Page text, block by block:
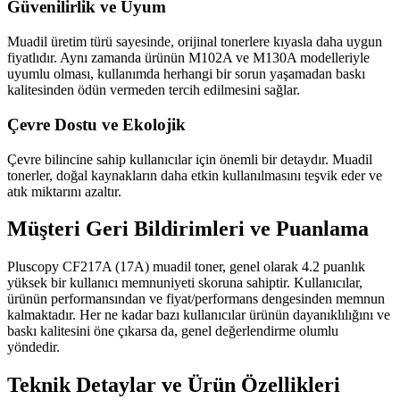
Güvenilirlik ve Uyum
Muadil üretim türü sayesinde, orijinal tonerlere kıyasla daha uygun
fiyatlıdır. Aynı zamanda ürünün M102A ve M130A modelleriyle
uyumlu olması, kullanımda herhangi bir sorun yaşamadan baskı
kalitesinden ödün vermeden tercih edilmesini sağlar.
Çevre Dostu ve Ekolojik
Çevre bilincine sahip kullanıcılar için önemli bir detaydır. Muadil
tonerler, doğal kaynakların daha etkin kullanılmasını teşvik eder ve
atık miktarını azaltır.
Müşteri Geri Bildirimleri ve Puanlama
Pluscopy CF217A (17A) muadil toner, genel olarak 4.2 puanlık
yüksek bir kullanıcı memnuniyeti skoruna sahiptir. Kullanıcılar,
ürünün performansından ve fiyat/performans dengesinden memnun
kalmaktadır. Her ne kadar bazı kullanıcılar ürünün dayanıklılığını ve
baskı kalitesini öne çıkarsa da, genel değerlendirme olumlu
yöndedir.
Teknik Detaylar ve Ürün Özellikleri